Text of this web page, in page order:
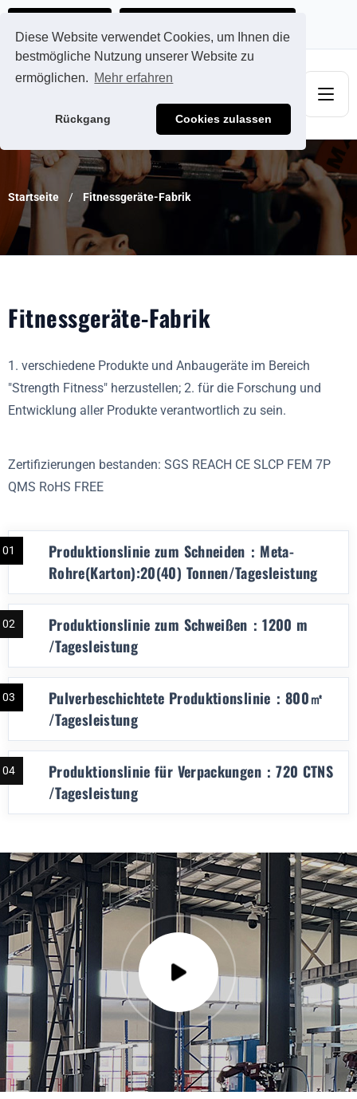
Diese Website verwendet Cookies, um Ihnen die
bestmögliche Nutzung unserer Website zu
ermöglichen. Mehr erfahren
Rückgang Cookies zulassen
Startseite Fitnessgeräte-Fabrik
Fitnessgeräte-Fabrik
1. verschiedene Produkte und Anbaugeräte im Bereich
"Strength Fitness" herzustellen; 2. für die Forschung und
Entwicklung aller Produkte verantwortlich zu sein.
Zertifizierungen bestanden: SGS REACH CE SLCP FEM 7P
QMS RoHS FREE
Produktionslinie zum Schneiden：Meta-
Rohre(Karton):20(40) Tonnen/Tagesleistung
01
Produktionslinie zum Schweißen：1200 m
/Tagesleistung
02
Pulverbeschichtete Produktionslinie：800㎡
/Tagesleistung
03
Produktionslinie für Verpackungen：720 CTNS
/Tagesleistung
04